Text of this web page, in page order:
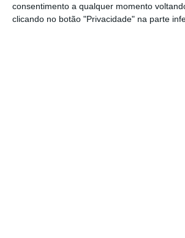
consentimento a qualquer momento
clicando no botão "Privacidade" na parte
únicos de Coruche numa
imersiva em tradição e